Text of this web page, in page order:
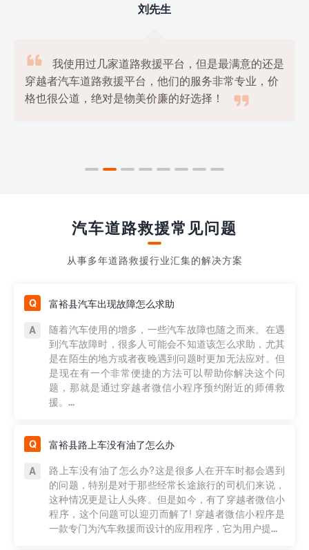
刘先生

我使用过几家道路救援平台，但是最满意的还是
穿越者汽车道路救援平台，他们的服务非常专业，价
格也很公道，绝对是物美价廉的好选择！

汽车道路救援常见问题
从事多年道路救援行业汇集的解决方案
富裕县汽车出现故障怎么求助
随着汽车使用的增多，一些汽车故障也随之而来。在遇
到汽车故障时，很多人可能会不知道该怎么求助，尤其
是在陌生的地方或者夜晚遇到问题时更加无法应对。但
是现在有一个非常便捷的方法可以帮助你解决这个问
题，那就是通过穿越者微信小程序预约附近的师傅救
援。...
富裕县路上车没有油了怎么办
路上车没有油了怎么办?这是很多人在开车时都会遇到
的问题，特别是对于那些经常长途旅行的司机们来说，
这种情况更是让人头疼。但是如今，有了穿越者微信小
程序，这个问题可以迎刃而解了! 穿越者微信小程序是
一款专门为汽车救援而设计的应用程序，它为用户提...